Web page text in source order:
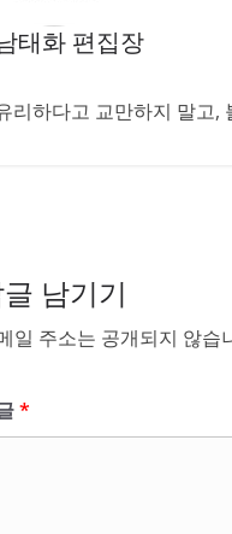
태화 편집장
리하다고 교만하지 말고,
남기기
일 주소는 공개되지 않습
*